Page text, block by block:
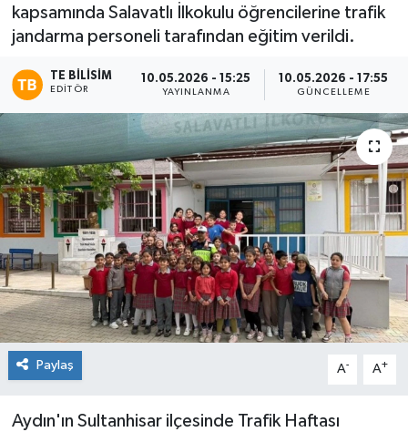
kapsamında Salavatlı İlkokulu öğrencilerine trafik
jandarma personeli tarafından eğitim verildi.
TE BILISIM
EDITÖR
10.05.2026 - 15:25
YAYINLANMA
10.05.2026 - 17:55
GÜNCELLEME
Paylaş A- A+
Aydın'ın Sultanhisar ilçesinde Trafik Haftası